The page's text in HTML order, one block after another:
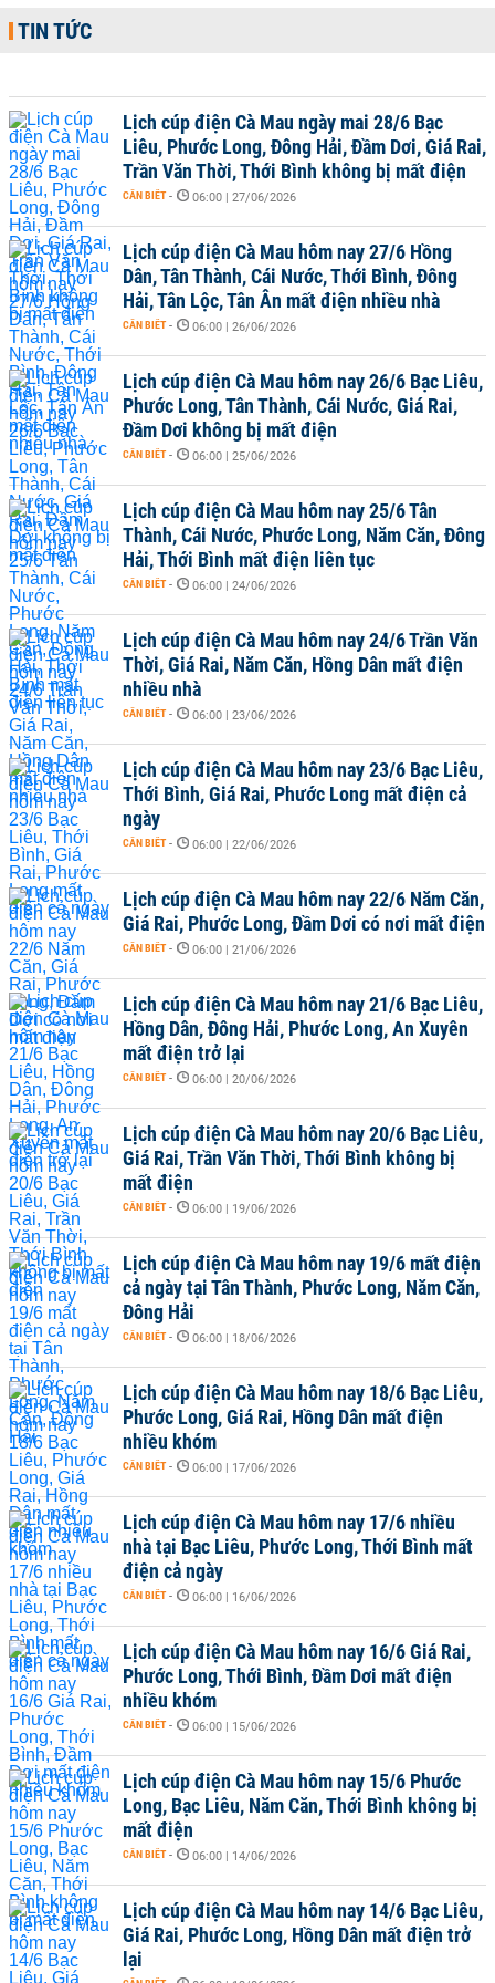
TIN TỨC
Lịch cúp điện Cà Mau ngày mai 28/6 Bạc
Liêu, Phước Long, Đông Hải, Đầm Dơi, Giá Rai,
Trần Văn Thời, Thới Bình không bị mất điện
CẦN BIẾT - 06:00 | 27/06/2026
Lịch cúp điện Cà Mau hôm nay 27/6 Hồng
Dân, Tân Thành, Cái Nước, Thới Bình, Đông
Hải, Tân Lộc, Tân Ân mất điện nhiều nhà
CẦN BIẾT - 06:00 | 26/06/2026
Lịch cúp điện Cà Mau hôm nay 26/6 Bạc Liêu,
Phước Long, Tân Thành, Cái Nước, Giá Rai,
Đầm Dơi không bị mất điện
CẦN BIẾT - 06:00 | 25/06/2026
Lịch cúp điện Cà Mau hôm nay 25/6 Tân
Thành, Cái Nước, Phước Long, Năm Căn, Đông
Hải, Thới Bình mất điện liên tục
CẦN BIẾT - 06:00 | 24/06/2026
Lịch cúp điện Cà Mau hôm nay 24/6 Trần Văn
Thời, Giá Rai, Năm Căn, Hồng Dân mất điện
nhiều nhà
CẦN BIẾT - 06:00 | 23/06/2026
Lịch cúp điện Cà Mau hôm nay 23/6 Bạc Liêu,
Thới Bình, Giá Rai, Phước Long mất điện cả
ngày
CẦN BIẾT - 06:00 | 22/06/2026
Lịch cúp điện Cà Mau hôm nay 22/6 Năm Căn,
Giá Rai, Phước Long, Đầm Dơi có nơi mất điện
CẦN BIẾT - 06:00 | 21/06/2026
Lịch cúp điện Cà Mau hôm nay 21/6 Bạc Liêu,
Hồng Dân, Đông Hải, Phước Long, An Xuyên
mất điện trở lại
CẦN BIẾT - 06:00 | 20/06/2026
Lịch cúp điện Cà Mau hôm nay 20/6 Bạc Liêu,
Giá Rai, Trần Văn Thời, Thới Bình không bị
mất điện
CẦN BIẾT - 06:00 | 19/06/2026
Lịch cúp điện Cà Mau hôm nay 19/6 mất điện
cả ngày tại Tân Thành, Phước Long, Năm Căn,
Đông Hải
CẦN BIẾT - 06:00 | 18/06/2026
Lịch cúp điện Cà Mau hôm nay 18/6 Bạc Liêu,
Phước Long, Giá Rai, Hồng Dân mất điện
nhiều khóm
CẦN BIẾT - 06:00 | 17/06/2026
Lịch cúp điện Cà Mau hôm nay 17/6 nhiều
nhà tại Bạc Liêu, Phước Long, Thới Bình mất
điện cả ngày
CẦN BIẾT - 06:00 | 16/06/2026
Lịch cúp điện Cà Mau hôm nay 16/6 Giá Rai,
Phước Long, Thới Bình, Đầm Dơi mất điện
nhiều khóm
CẦN BIẾT - 06:00 | 15/06/2026
Lịch cúp điện Cà Mau hôm nay 15/6 Phước
Long, Bạc Liêu, Năm Căn, Thới Bình không bị
mất điện
CẦN BIẾT - 06:00 | 14/06/2026
Lịch cúp điện Cà Mau hôm nay 14/6 Bạc Liêu,
Giá Rai, Phước Long, Hồng Dân mất điện trở
lại